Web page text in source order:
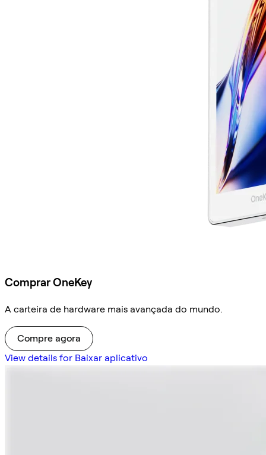
Comprar OneKey
A carteira de hardware mais avançada do mundo.
Compre agora
View details for Baixar aplicativo